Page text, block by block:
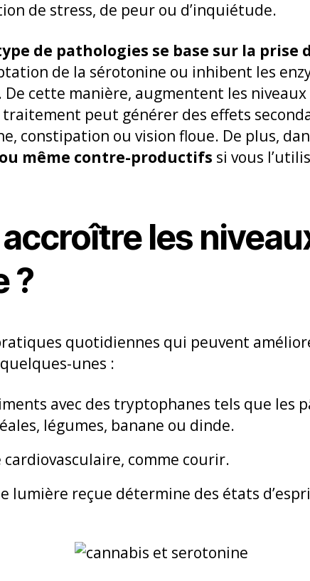
de stress, de peur ou d’inquiétude.
de pathologies se base sur la prise
de la sérotonine ou inhibent les
cette manière, augmentent les niveaux
peut générer des effets
constipation ou vision floue. De plus,
même contre-productifs si vous
les
?
quotidiennes qui peuvent
unes :
avec des tryptophanes tels que les
légumes, banane ou dinde.
comme courir.
lumière reçue détermine des états